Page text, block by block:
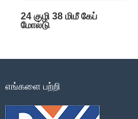
24 குழி 38 மிமீ கேப்
மோல்டு
எங்களை பற்றி